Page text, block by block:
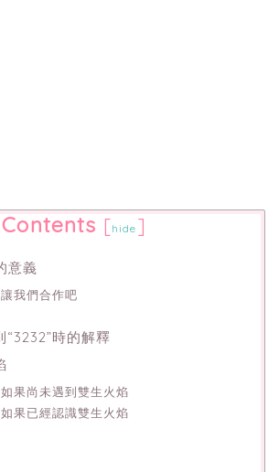
Contents [hide ]
意義
讓我們合作吧
“3232”時的解釋
如果尚未遇到雙生火焰
如果已經認識雙生火焰